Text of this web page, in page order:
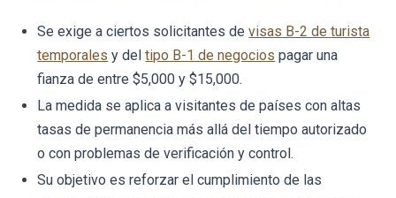
Se exige a ciertos solicitantes devisas B-2 de turista
temporales y deltipo B-1 de negocios pagar una
fianza de entre $5,000 y $15,000.
La medida se aplica a visitantes de países con altas
tasas de permanencia más allá del tiempo autorizado
o con problemas de verificación y control.
Su objetivo es reforzar el cumplimiento de las